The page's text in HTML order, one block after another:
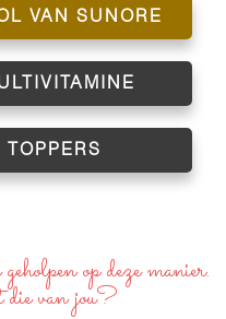
VAN SUNORE
TOPPERS
op deze manier.
van jou?